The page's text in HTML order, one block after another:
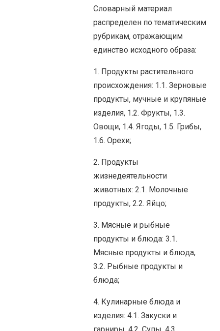
Словарный материал
распределен по тематическим
рубрикам, отражающим
единство исходного образа:
1. Продукты растительного
происхождения: 1.1. Зерновые
продукты, мучные и крупяные
изделия, 1.2. Фрукты, 1.3.
Овощи, 1.4. Ягоды, 1.5. Грибы,
1.6. Орехи;
2. Продукты
жизнедеятельности
животных: 2.1. Молочные
продукты, 2.2. Яйцо;
3. Мясные и рыбные
продукты и блюда: 3.1.
Мясные продукты и блюда,
3.2. Рыбные продукты и
блюда;
4. Кулинарные блюда и
изделия: 4.1. Закуски и